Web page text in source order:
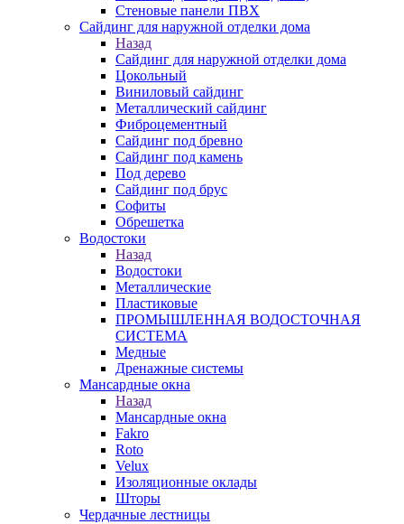
Стеновые панели ПВХ
Сайдинг для наружной отделки дома
Назад
Сайдинг для наружной отделки дома
Цокольный
Виниловый сайдинг
Металлический сайдинг
Фиброцементный
Сайдинг под бревно
Сайдинг под камень
Под дерево
Сайдинг под брус
Софиты
Обрешетка
Водостоки
Назад
Водостоки
Металлические
Пластиковые
ПРОМЫШЛЕННАЯ ВОДОСТОЧНАЯ
СИСТЕМА
Медные
Дренажные системы
Мансардные окна
Назад
Мансардные окна
Fakro
Roto
Velux
Изоляционные оклады
Шторы
Чердачные лестницы